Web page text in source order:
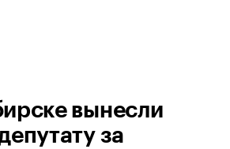
вынесли
за